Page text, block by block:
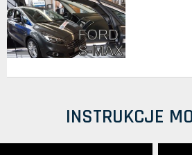
INSTRUKCJE